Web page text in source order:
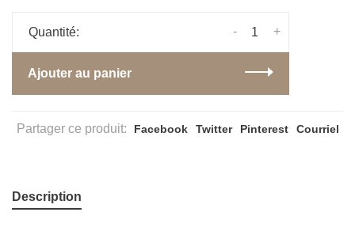
Quantité: +
-
Ajouter au panier
Partager ce produit: Facebook Twitter Pinterest Courriel
Description